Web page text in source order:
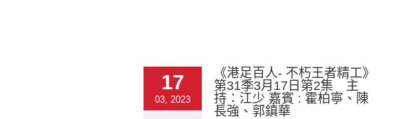
17
03, 2023
《港足百人- 不朽王者精工》
第31季3月17日第2集 主
持：江少 嘉賓 : 霍柏寧、陳
長強、郭鎮華